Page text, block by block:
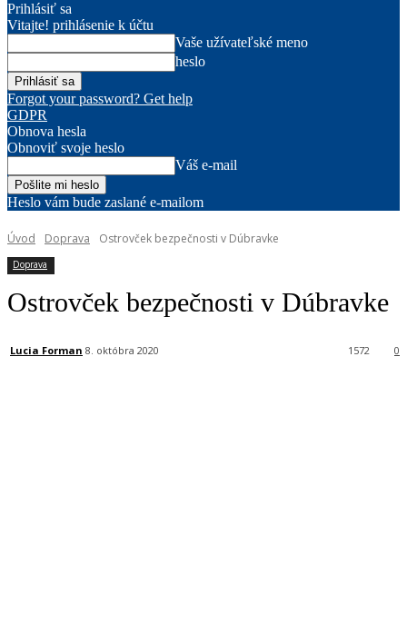
Prihlásiť sa
Vitajte! prihlásenie k účtu
Vaše užívateľské meno
heslo
Forgot your password? Get help
GDPR
Obnova hesla
Obnoviť svoje heslo
Váš e-mail
Heslo vám bude zaslané e-mailom
Úvod Doprava Ostrovček bezpečnosti v Dúbravke
Doprava
Ostrovček bezpečnosti v Dúbravke
Lucia Forman 8. októbra 2020 0
1572